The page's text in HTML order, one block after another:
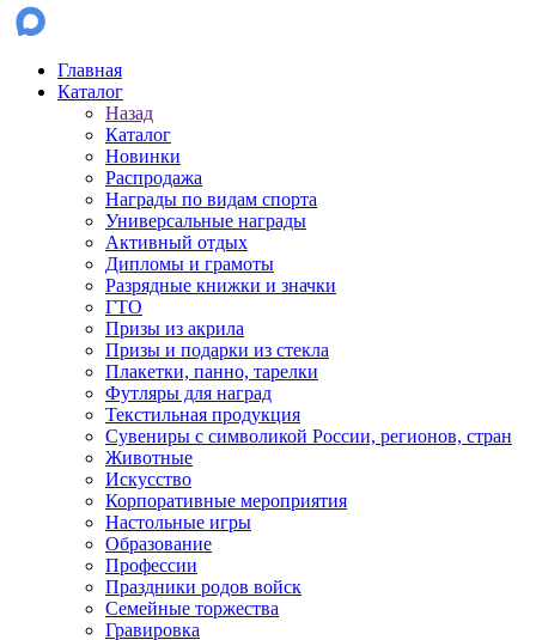
Главная
Каталог
Назад
Каталог
Новинки
Распродажа
Награды по видам спорта
Универсальные награды
Активный отдых
Дипломы и грамоты
Разрядные книжки и значки
ГТО
Призы из акрила
Призы и подарки из стекла
Плакетки, панно, тарелки
Футляры для наград
Текстильная продукция
Сувениры с символикой России, регионов, стран
Животные
Искусство
Корпоративные мероприятия
Настольные игры
Образование
Профессии
Праздники родов войск
Семейные торжества
Гравировка